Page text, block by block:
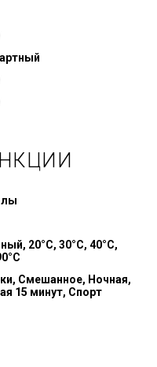
20°C, 30°C, 40°C,
Смешанное, Ночная,
15 минут, Спорт